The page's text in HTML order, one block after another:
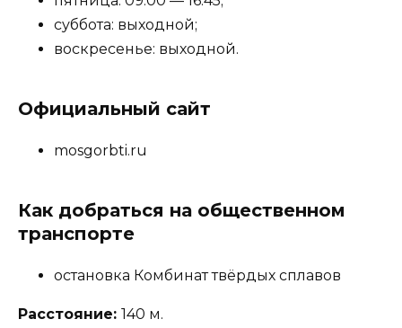
суббота: выходной;
воскресенье: выходной.
Официальный сайт
mosgorbti.ru
Как добраться на общественном
транспорте
остановка Комбинат твёрдых сплавов
Расстояние: 140 м.